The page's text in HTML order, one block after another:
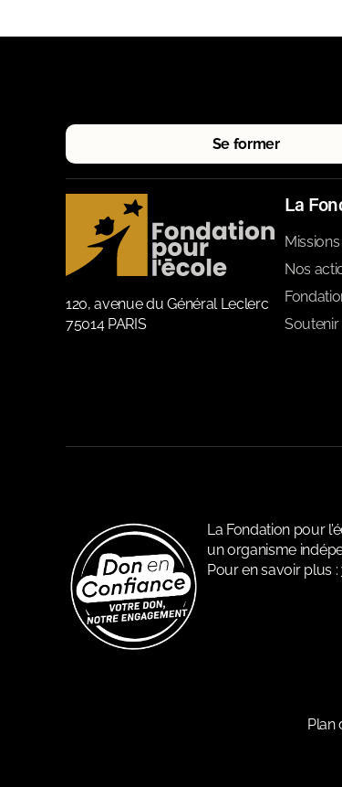
Se former
120, avenue du Général Leclerc
75014 PARIS
La
Missions
Nos
Soutenir
La Fondation pour
un organisme
Pour en savoir plus :
Plan